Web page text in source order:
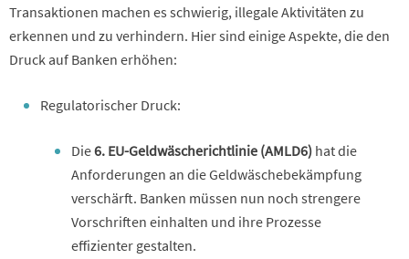
Transaktionen machen es schwierig, illegale Aktivitäten zu
erkennen und zu verhindern. Hier sind einige Aspekte, die den
Druck auf Banken erhöhen:
Regulatorischer Druck:
Die6. EU-Geldwäscherichtlinie (AMLD6) hat die
Anforderungen an die Geldwäschebekämpfung
verschärft. Banken müssen nun noch strengere
Vorschriften einhalten und ihre Prozesse
effizienter gestalten.